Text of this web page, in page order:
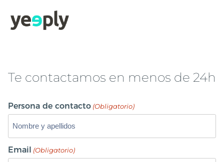
Te contactamos en menos de 24h
Persona de contacto (Obligatorio)
Email (Obligatorio)